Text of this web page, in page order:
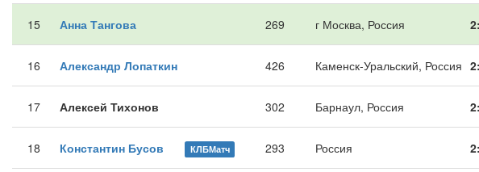
15 Анна Тангова 269 г Москва, Россия
16 Александр Лопаткин 426 Каменск-Уральский, Россия
17 Алексей Тихонов 302 Барнаул, Россия
18 КЛБМатч
Константин Бусов 293 Россия